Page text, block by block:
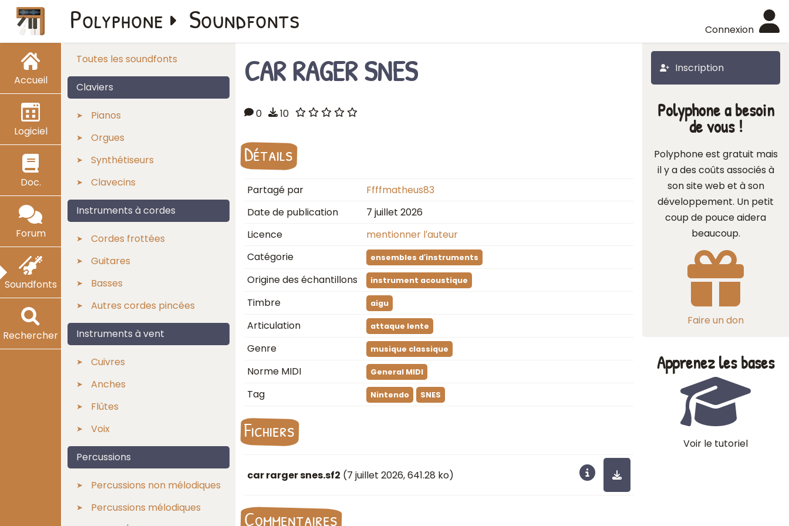
Accueil
Logiciel
Doc.
Forum
Soundfonts
Rechercher
Connexion
Polyphone Soundfonts
Toutes les soundfonts
Claviers
Pianos
Orgues
Synthétiseurs
Clavecins
Instruments à cordes
Cordes frottées
Guitares
Basses
Autres cordes pincées
Instruments à vent
Cuivres
Anches
Flûtes
Voix
Percussions
Percussions non mélodiques
Percussions mélodiques
Inscription
CAR RAGER SNES
0 10
Détails
Partagé par
Ffffmatheus83
Date de publication
7 juillet 2026
Licence
mentionner l′auteur
Catégorie
ensembles d′instruments
Origine des échantillons instrument acoustique
Timbre aigu
Articulation attaque lente
Genre musique classique
Norme MIDI General MIDI
Tag Nintendo SNES
Fichiers
car rarger snes.sf2 (7 juillet 2026, 641.28 ko)
Commentaires
Polyphone a besoin
de vous !
Polyphone est gratuit mais
il y a des coûts associés à
son site web et à son
développement. Un petit
coup de pouce aidera
beaucoup.
Faire un don
Apprenez les bases
Voir le tutoriel